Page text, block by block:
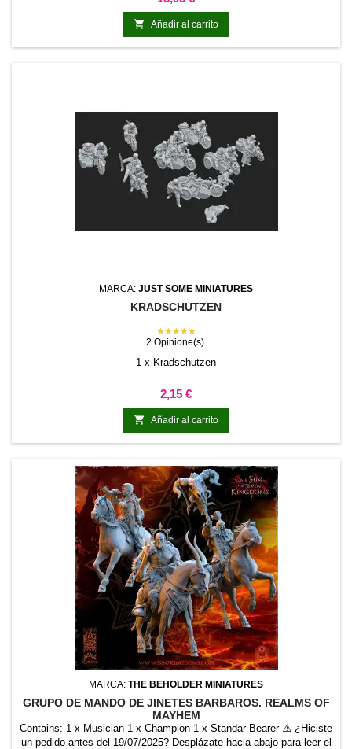
 Añadir al carrito
MARCA: JUST SOME MINIATURES
KRADSCHUTZEN
★★★★★
2 Opinione(s)
1 x Kradschutzen
Precio
2,15 €
 Añadir al carrito
MARCA: THE BEHOLDER MINIATURES
GRUPO DE MANDO DE JINETES BARBAROS. REALMS OF
MAYHEM
Contains: 1 x Musician 1 x Champion 1 x Standar Bearer ⚠️ ¿Hiciste
un pedido antes del 19/07/2025? Desplázate hacia abajo para leer el